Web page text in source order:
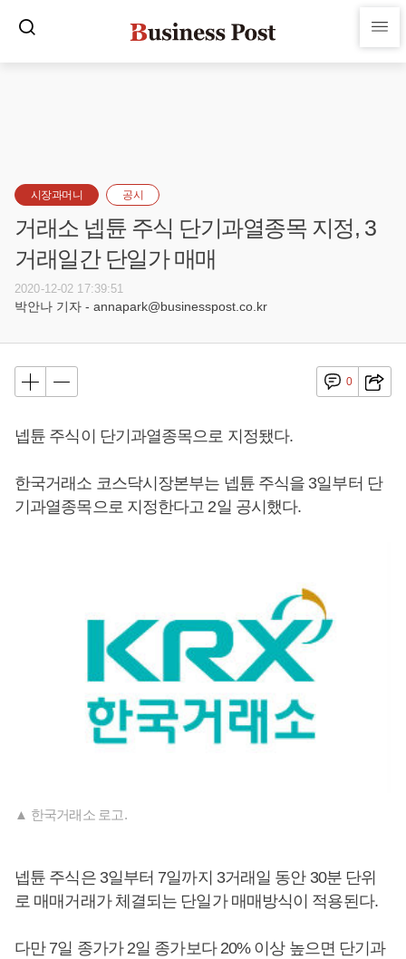
시장과머니 공시
거래소 넵튠 주식 단기과열종목 지정, 3
거래일간 단일가 매매
2020-12-02 17:39:51
박안나 기자 - annapark@businesspost.co.kr
0
넵튠 주식이 단기과열종목으로 지정됐다.
한국거래소 코스닥시장본부는 넵튠 주식을 3일부터 단
기과열종목으로 지정한다고 2일 공시했다.
▲ 한국거래소 로고.
넵튠 주식은 3일부터 7일까지 3거래일 동안 30분 단위
로 매매거래가 체결되는 단일가 매매방식이 적용된다.
다만 7일 종가가 2일 종가보다 20% 이상 높으면 단기과